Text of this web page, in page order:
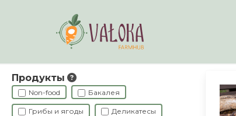
Продукты
Non-food Бакалея
Грибы и ягоды Деликатесы